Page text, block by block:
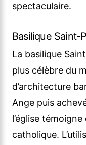
spectaculaire.
Basilique Saint-
La basilique
plus célèbre du
d’architecture
Ange puis
l’église
catholique.